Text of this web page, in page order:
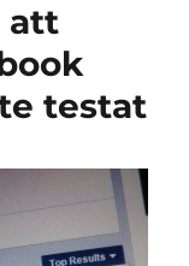
att
testat